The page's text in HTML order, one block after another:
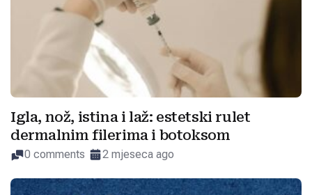
Igla, nož, istina i laž: estetski rulet
dermalnim filerima i botoksom
0 comments 2 mjeseca ago